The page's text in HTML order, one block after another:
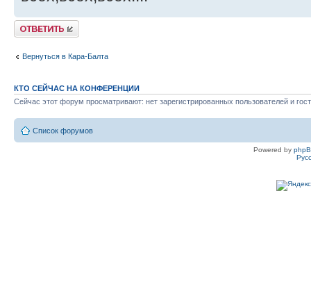
Ответить
Вернуться в Кара-Балта
КТО СЕЙЧАС НА КОНФЕРЕНЦИИ
Сейчас этот форум просматривают: нет зарегистрированных пользователей и
Список форумов
Powered by